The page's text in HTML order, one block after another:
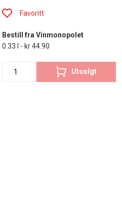
Favoritt
Bestill fra Vinmonopolet
0.33 l - kr 44.90
Utsolgt